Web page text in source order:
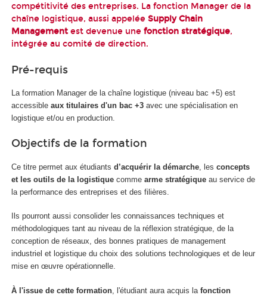
compétitivité des entreprises. La fonction Manager de la
chaîne logistique, aussi appelée Supply Chain
Managementest devenue une fonction stratégique,
intégrée au comité de direction.
Pré-requis
La formation Manager de la chaîne logistique (niveau bac +5) est
accessible aux titulaires d'un bac +3 avec une spécialisation en
logistique et/ou en production.
Objectifs de la formation
Ce titre permet aux étudiants d’acquérir la démarche , les concepts
et les outils de la logistique comme arme stratégique au service de
la performance des entreprises et des filières.
Ils pourront aussi consolider les connaissances techniques et
méthodologiques tant au niveau de la réflexion stratégique, de la
conception de réseaux, des bonnes pratiques de management
industriel et logistique du choix des solutions technologiques et de leur
mise en œuvre opérationnelle.
À l'issue de cette formation , l'étudiant aura acquis la fonction